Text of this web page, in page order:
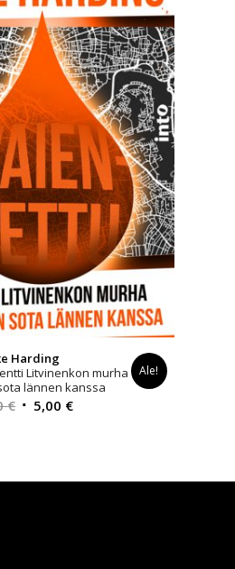
Harding
Litvinenkon murha
lännen kanssa
€ Alkuperäinen
5,00 €Nykyinen
Ale!